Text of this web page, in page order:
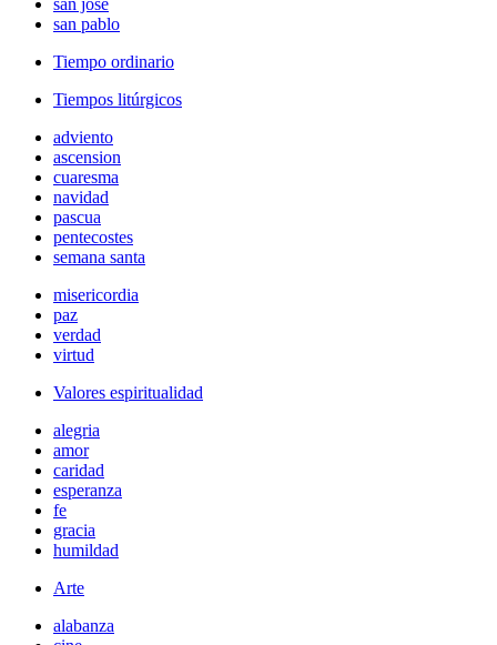
san jose
san pablo
Tiempo ordinario
Tiempos litúrgicos
adviento
ascension
cuaresma
navidad
pascua
pentecostes
semana santa
misericordia
paz
verdad
virtud
Valores espiritualidad
alegria
amor
caridad
esperanza
fe
gracia
humildad
Arte
alabanza